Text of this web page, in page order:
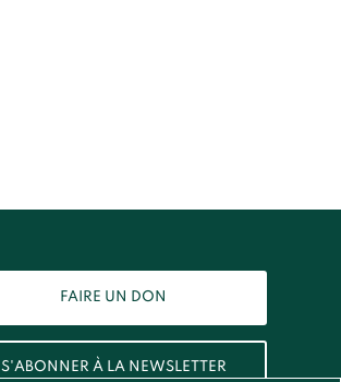
FAIRE UN DON
S'ABONNER À LA NEWSLETTER